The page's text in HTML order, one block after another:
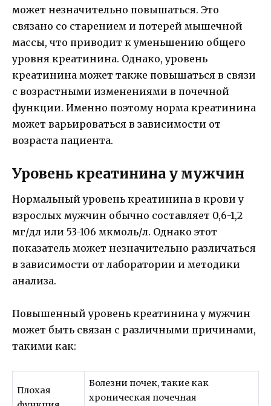
может незначительно повышаться. Это
связано со старением и потерей мышечной
массы, что приводит к уменьшению общего
уровня креатинина. Однако, уровень
креатинина может также повышаться в связи
с возрастными изменениями в почечной
функции. Именно поэтому норма креатинина
может варьироваться в зависимости от
возраста пациента.
Уровень креатинина у мужчин
Нормальный уровень креатинина в крови у
взрослых мужчин обычно составляет 0,6-1,2
мг/дл или 53-106 мкмоль/л. Однако этот
показатель может незначительно различаться
в зависимости от лаборатории и методики
анализа.
Повышенный уровень креатинина у мужчин
может быть связан с различными причинами,
такими как:
Плохая
Болезни почек, такие как
хроническая почечная